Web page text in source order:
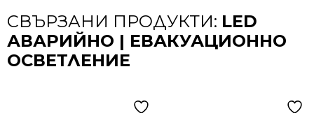
СВЪРЗАНИ ПРОДУКТИ: LED
АВАРИЙНО | ЕВАКУАЦИОННО
ОСВЕТЛЕНИЕ